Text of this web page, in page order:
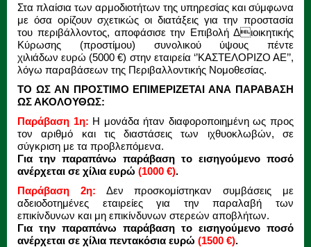
Στα πλαίσια των αρμοδιοτήτων της υπηρεσίας και σύμφωνα
με όσα ορίζουν σχετικώς οι διατάξεις για την προστασία
του περιβάλλοντος, αποφάσισε την Επιβολή Διοικητικής
Κύρωσης (προστίμου) συνολικού ύψους πέντε
χιλιάδωνευρώ (5000 €) στην εταιρεία ‘’ΚΑΣΤΕΛΟΡΙΖΟ ΑΕ’’,
λόγω παραβάσεων της Περιβαλλοντικής Νομοθεσίας.
ΤΟ ΩΣ ΑΝ ΠΡΟΣΤΙΜΟ ΕΠΙΜΕΡΙΖΕΤΑΙ ΑΝΑ ΠΑΡΑΒΑΣΗ
ΩΣ ΑΚΟΛΟΥΘΩΣ:
Παράβαση 1η: Η μονάδα ήταν διαφοροποιημένη ως προς
τον αριθμό και τιςδιαστάσεις των ιχθυοκλωβών, σε
σύγκριση με τα προβλεπόμενα.
Για την παραπάνω παράβαση το εισηγούμενο ποσό
ανέρχεται σε χίλια ευρώ (1000 €).
Παράβαση 2η: Δεν προσκομίστηκαν συμβάσεις με
αδειοδοτημένες εταιρείες για τηνπαραλαβή των
επικίνδυνων και μη επικίνδυνων στερεών αποβλήτων.
Για την παραπάνω παράβαση το εισηγούμενο ποσό
ανέρχεται σε χίλια πεντακόσια ευρώ (1500 €).